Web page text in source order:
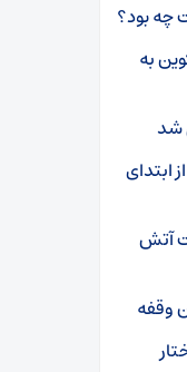
چه بود؟
به
ابتدای
آتش
وقفه